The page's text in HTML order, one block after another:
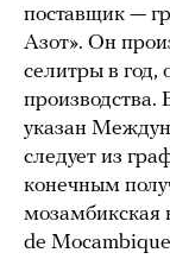
поставщик —
Азот». Он
селитры в год,
производства.
указан
следует из
конечным
мозамбикская
de